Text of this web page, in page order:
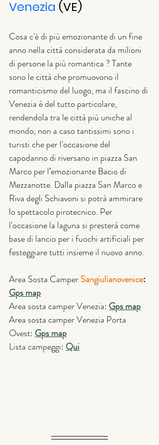
Venezia (VE)
Cosa c'è di più emozionante di un fine
anno nella città considerata da milioni
di persone la più romantica ? Tante
sono le città che promuovono il
romanticismo del luogo, ma il fascino di
Venezia è del tutto particolare,
rendendola tra le città più uniche al
mondo, non a caso tantissimi sono i
turisti che per l'occasione del
capodanno di riversano in piazza San
Marco per l’emozionante Bacio di
Mezzanotte. Dalla piazza San Marco e
Riva degli Schiavoni si potrà ammirare
lo spettacolo pirotecnico. Per
l'occasione la laguna si presterà come
base di lancio per i fuochi artificiali per
festeggiare tutti insieme il nuovo anno.
Area Sosta CamperSangiulianovenice:
Gps map
Area sosta camper Venezia: Gps map
Area sosta camper Venezia Porta
Ovest: Gps map
Lista campeggi: Qui